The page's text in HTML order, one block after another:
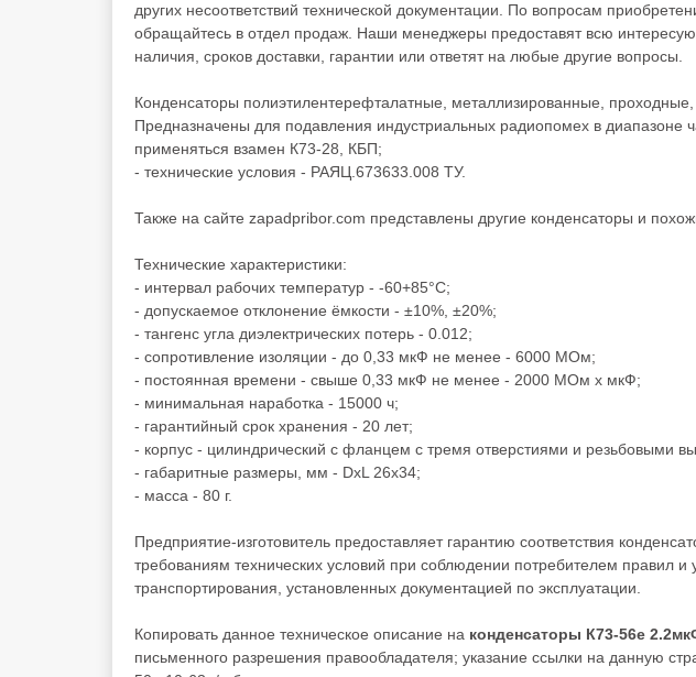
других несоответствий технической документации. По вопросам
обращайтесь в отдел продаж. Наши менеджеры предоставят всю
наличия, сроков доставки, гарантии или ответят на любые другие вопросы.
Конденсаторы полиэтилентерефталатные, металлизированные,
Предназначены для подавления индустриальных радиопомех в диапазоне
применяться взамен К73-28, КБП;
- технические условия - РАЯЦ.673633.008 ТУ.
Также на сайте zapadpribor.com представлены другие конденсаторы и
Технические характеристики:
- интервал рабочих температур - -60+85°C;
- допускаемое отклонение ёмкости - ±10%, ±20%;
- тангенс угла диэлектрических потерь - 0.012;
- сопротивление изоляции - до 0,33 мкФ не менее - 6000 МОм;
- постоянная времени - свыше 0,33 мкФ не менее - 2000 МОм x мкФ;
- минимальная наработка - 15000 ч;
- гарантийный срок хранения - 20 лет;
- корпус - цилиндрический с фланцем с тремя отверстиями и резьбовыми
- габаритные размеры, мм - DxL 26х34;
- масса - 80 г.
Предприятие-изготовитель предоставляет гарантию соответствия
требованиям технических условий при соблюдении потребителем правил и
транспортирования, установленных документацией по эксплуатации.
Копировать данное техническое описание на конденсаторы К73-56е
письменного разрешения правообладателя; указание ссылки на данную